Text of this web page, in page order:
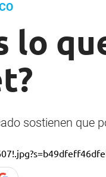
lo
sostienen que